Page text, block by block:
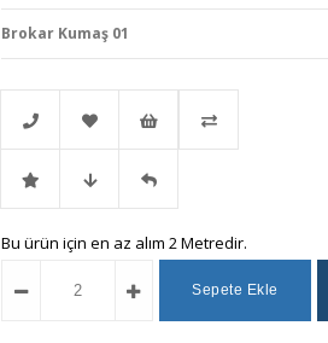
Brokar Kumaş 01
Telefonla
Sipariş
Favorilere
Ekle
İstek
Listeme
Ekle
İndirimli Fiyat
Düşünce
Gelince
Haber
Bu ürün için en az alım 2 Metredir.